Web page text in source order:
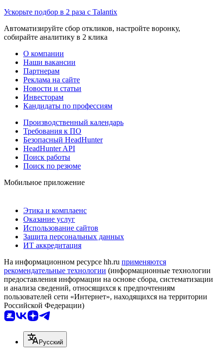
Ускорьте подбор в 2 раза с Talantix
Автоматизируйте сбор откликов, настройте воронку,
собирайте аналитику в 2 клика
О компании
Наши вакансии
Партнерам
Реклама на сайте
Новости и статьи
Инвесторам
Кандидаты по профессиям
Производственный календарь
Требования к ПО
Безопасный HeadHunter
HeadHunter API
Поиск работы
Поиск по резюме
Мобильное приложение
Этика и комплаенс
Оказание услуг
Использование сайтов
Защита персональных данных
ИТ аккредитация
На информационном ресурсе hh.ru применяются
рекомендательные технологии (информационные технологии
предоставления информации на основе сбора, систематизации
и анализа сведений, относящихся к предпочтениям
пользователей сети «Интернет», находящихся на территории
Российской Федерации)
Русский